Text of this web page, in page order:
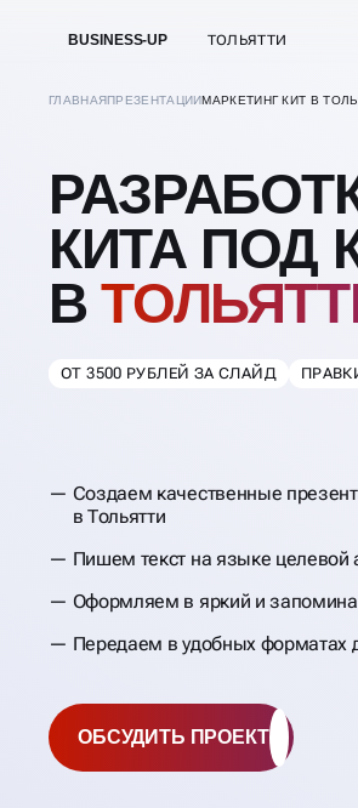
BUSINESS-UP ТОЛЬЯТТИ
ГЛАВНАЯПРЕЗЕНТАЦИИМАРКЕТИНГ КИТ В
КИТА ПОД
В
ОТ 3500 РУБЛЕЙ ЗА СЛАЙД
Создаем качественные
в Тольятти
Пишем текст на языке целевой
Оформляем в яркий и
Передаем в удобных форматах
ОБСУДИТЬ ПРОЕКТ